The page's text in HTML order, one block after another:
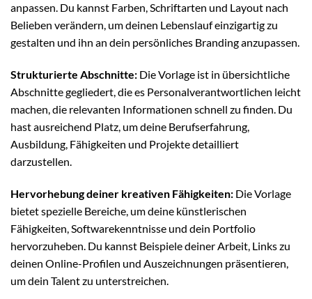
anpassen. Du kannst Farben, Schriftarten und Layout nach
Belieben verändern, um deinen Lebenslauf einzigartig zu
gestalten und ihn an dein persönliches Branding anzupassen.
Strukturierte Abschnitte: Die Vorlage ist in übersichtliche
Abschnitte gegliedert, die es Personalverantwortlichen leicht
machen, die relevanten Informationen schnell zu finden. Du
hast ausreichend Platz, um deine Berufserfahrung,
Ausbildung, Fähigkeiten und Projekte detailliert
darzustellen.
Hervorhebung deiner kreativen Fähigkeiten: Die Vorlage
bietet spezielle Bereiche, um deine künstlerischen
Fähigkeiten, Softwarekenntnisse und dein Portfolio
hervorzuheben. Du kannst Beispiele deiner Arbeit, Links zu
deinen Online-Profilen und Auszeichnungen präsentieren,
um dein Talent zu unterstreichen.